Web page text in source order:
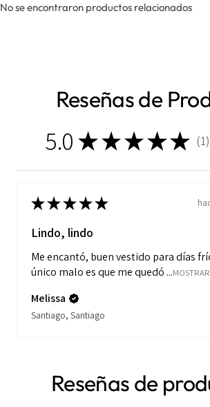
No se encontraron productos relacionados
Reseñas de
5.0 ★ ★ ★★★ 1
★★★★★
Lindo, lindo
Me encantó, buen vestido para días
único malo es que me quedó ...
Melissa
Santiago, Santiago
Reseñas de